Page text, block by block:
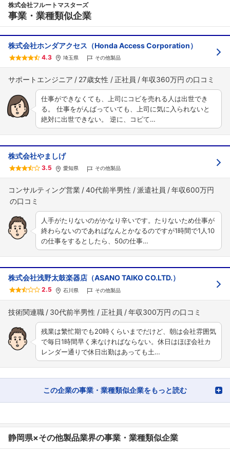
株式会社フルートマスターズ
事業・業種類似企業
株式会社ホンダアクセス（Honda Access Corporation）
4.3 埼玉県 その他製品
サポートエンジニア 27歳女性 正社員 年収360万円
仕事ができなくても、上司にコビを売れる人は出世でき
る。 仕事をがんばっていても、上司に気に入られないと
絶対に出世できない。 逆に、コビて…
株式会社やましげ
3.5 愛知県 その他製品
コンサルティング営業 40代前半男性 派遣社員 年収600万円
人手がたりないのがかなり辛いです。たりないため仕事が
終わらないのであればなんとかなるのですが1時間で1人10
の仕事をするとしたら、50の仕事…
株式会社浅野太鼓楽器店（ASANO TAIKO CO.LTD.）
2.5 石川県 その他製品
技術関連職 30代前半男性 正社員 年収300万円
残業は繁忙期でも20時くらいまでだけど、朝は会社雰囲気
で毎日1時間早く来なければならない。休日はほぼ会社カ
レンダー通りで休日出勤はあっても土…
この企業の事業・業種類似企業をもっと読む
静岡県×その他製品業界の事業・業種類似企業